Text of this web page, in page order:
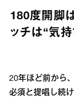
180度開脚
ッチは“気
20年ほど前から
必須と提唱し続